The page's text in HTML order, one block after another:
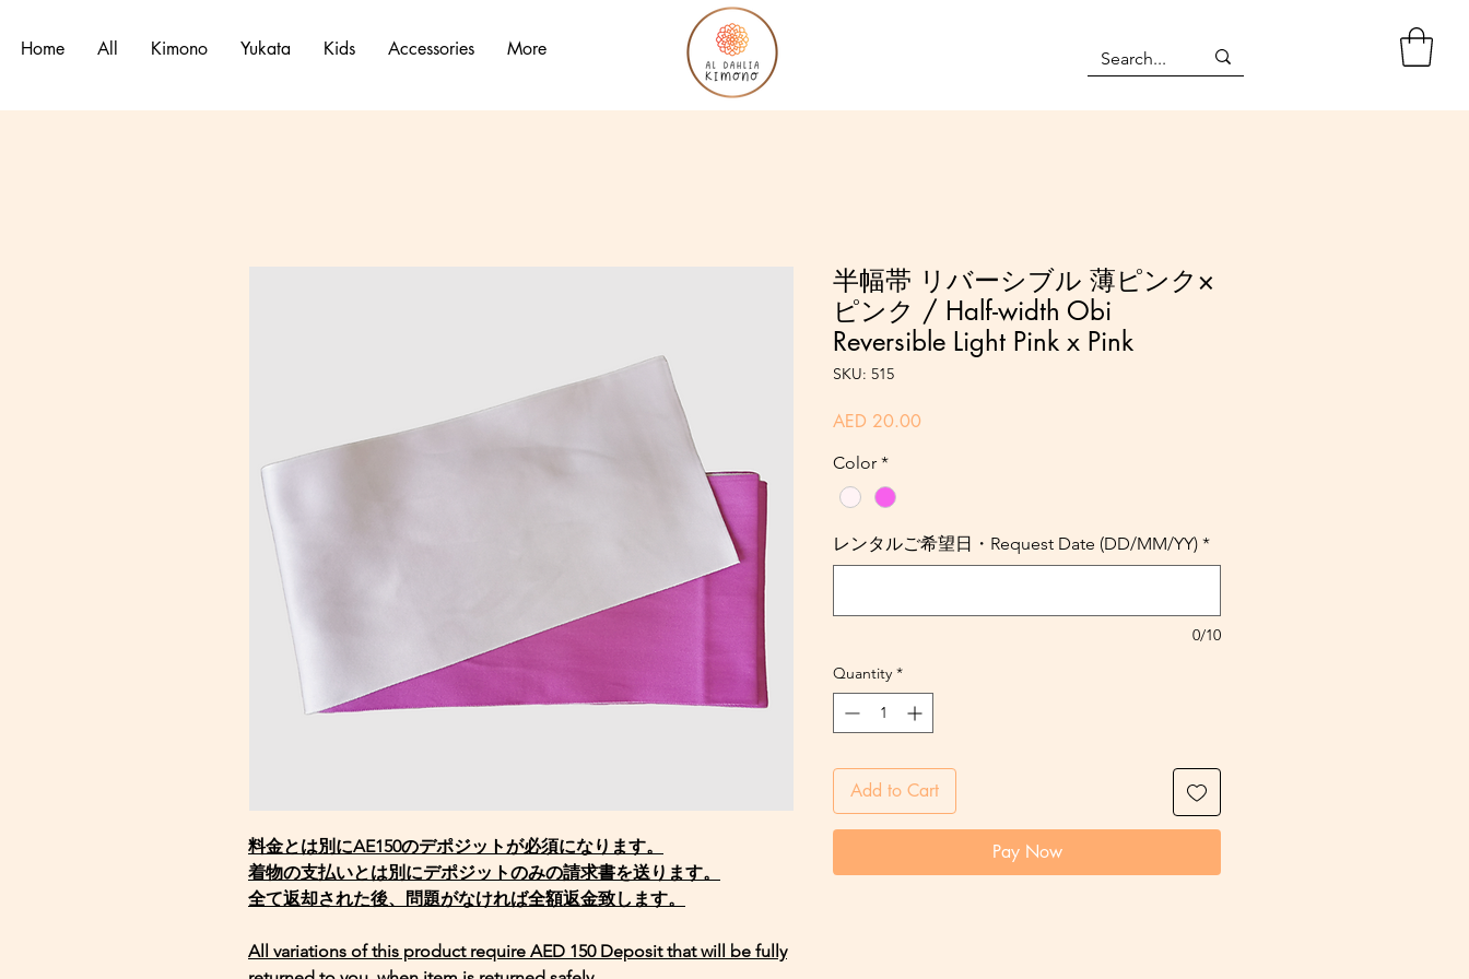
Home All Kimono Yukata Kids Accessories More
料金とは別にAE150のデポジットが必須になります。
着物の支払いとは別にデポジットのみの請求書を送ります。
全て返却された後、問題がなければ全額返金致します。
All variations of this product require AED 150 Deposit that will be fully
半幅帯 リバーシブル 薄ピンク×
ピンク / Half-width Obi
Reversible Light Pink x Pink
SKU: 515
AED 20.00Price
Color *
レンタルご希望日・Request Date (DD/MM/YY) *
0/10
Quantity *
Add to Cart
Pay Now